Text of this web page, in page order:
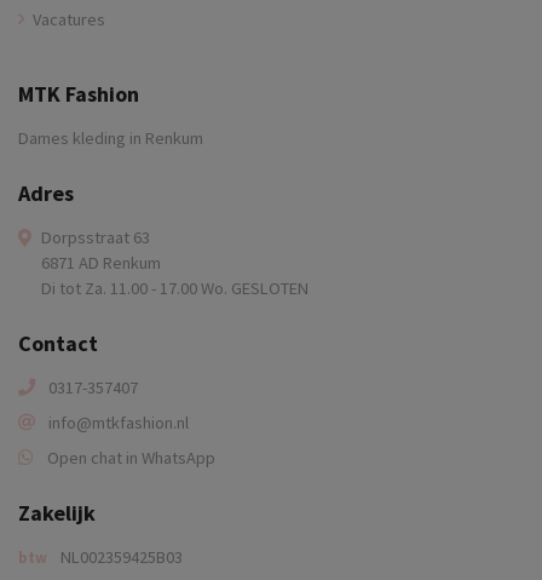
Vacatures
MTK Fashion
Dames kleding in Renkum
Adres
Dorpsstraat 63
6871 AD Renkum
Di tot Za. 11.00 - 17.00 Wo. GESLOTEN
Contact
0317-357407
info@mtkfashion.nl
Open chat in WhatsApp
Zakelijk
btw NL002359425B03